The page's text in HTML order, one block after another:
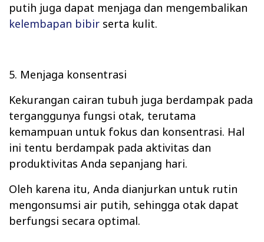
putih juga dapat menjaga dan mengembalikan
kelembapan bibir serta kulit.
5. Menjaga konsentrasi
Kekurangan cairan tubuh juga berdampak pada
terganggunya fungsi otak, terutama
kemampuan untuk fokus dan konsentrasi. Hal
ini tentu berdampak pada aktivitas dan
produktivitas Anda sepanjang hari.
Oleh karena itu, Anda dianjurkan untuk rutin
mengonsumsi air putih, sehingga otak dapat
berfungsi secara optimal.